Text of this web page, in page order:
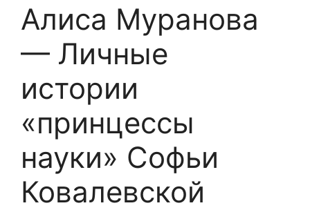
Алиса Муранова
— Личные
истории
«принцессы
науки» Софьи
Ковалевской